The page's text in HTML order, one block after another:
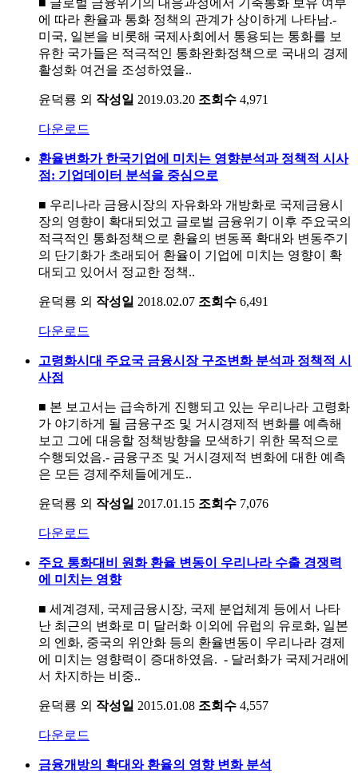
■ 글로벌 금융위기의 대응과정에서 기축통화 보유 여부
에 따라 환율과 통화 정책의 관계가 상이하게 나타남.-
미국, 일본을 비롯해 국제사회에서 통용되는 통화를 보
유한 국가들은 적극적인 통화완화정책으로 국내의 경제
활성화 여건을 조성하였을..
윤덕룡 외 작성일 2019.03.20 조회수 4,971
다운로드
환율변화가 한국기업에 미치는 영향분석과 정책적 시사
점: 기업데이터 분석을 중심으로
■ 우리나라 금융시장의 자유화와 개방화로 국제금융시
장의 영향이 확대되었고 글로벌 금융위기 이후 주요국의
적극적인 통화정책으로 환율의 변동폭 확대와 변동주기
의 단기화가 초래되어 환율이 기업에 미치는 영향이 확
대되고 있어서 정교한 정책..
윤덕룡 외 작성일 2018.02.07 조회수 6,491
다운로드
고령화시대 주요국 금융시장 구조변화 분석과 정책적 시
사점
■ 본 보고서는 급속하게 진행되고 있는 우리나라 고령화
가 야기하게 될 금융구조 및 거시경제적 변화를 예측해
보고 그에 대응할 정책방향을 모색하기 위한 목적으로
수행되었음.- 금융구조 및 거시경제적 변화에 대한 예측
은 모든 경제주체들에게도..
윤덕룡 외 작성일 2017.01.15 조회수 7,076
다운로드
주요 통화대비 원화 환율 변동이 우리나라 수출 경쟁력
에 미치는 영향
■ 세계경제, 국제금융시장, 국제 분업체계 등에서 나타
난 최근의 변화로 미 달러화 이외에 유럽의 유로화, 일본
의 엔화, 중국의 위안화 등의 환율변동이 우리나라 경제
에 미치는 영향력이 증대하였음. - 달러화가 국제거래에
서 차지하는 비중..
윤덕룡 외 작성일 2015.01.08 조회수 4,557
다운로드
금융개방의 확대와 환율의 영향 변화 분석